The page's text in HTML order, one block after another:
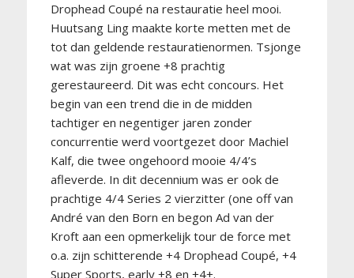
Drophead Coupé na restauratie heel mooi.
Huutsang Ling maakte korte metten met de
tot dan geldende restauratienormen. Tsjonge
wat was zijn groene +8 prachtig
gerestaureerd. Dit was echt concours. Het
begin van een trend die in de midden
tachtiger en negentiger jaren zonder
concurrentie werd voortgezet door Machiel
Kalf, die twee ongehoord mooie 4/4’s
afleverde. In dit decennium was er ook de
prachtige 4/4 Series 2 vierzitter (one off van
André van den Born en begon Ad van der
Kroft aan een opmerkelijk tour de force met
o.a. zijn schitterende +4 Drophead Coupé, +4
Super Sports, early +8 en +4+.